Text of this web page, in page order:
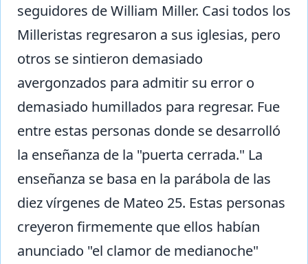
seguidores de William Miller. Casi todos los
Milleristas regresaron a sus iglesias, pero
otros se sintieron demasiado
avergonzados para admitir su error o
demasiado humillados para regresar. Fue
entre estas personas donde se desarrolló
la enseñanza de la "puerta cerrada." La
enseñanza se basa en la parábola de las
diez vírgenes de Mateo 25. Estas personas
creyeron firmemente que ellos habían
anunciado "el clamor de medianoche"